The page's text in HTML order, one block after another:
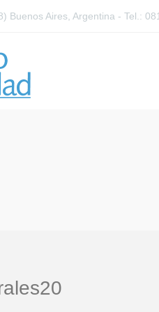
Buenos Aires, Argentina - Tel.: